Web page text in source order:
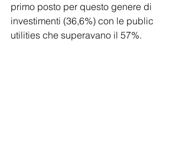
primo posto per questo genere di
investimenti (36,6%) con le public
utilities che superavano il 57%.